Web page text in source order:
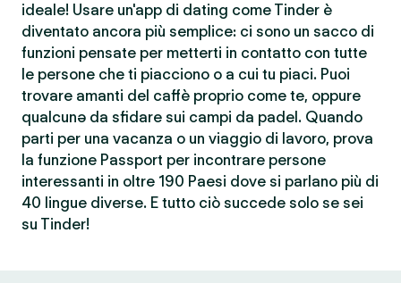
ideale! Usare un'app di dating come Tinder è
diventato ancora più semplice: ci sono un sacco di
funzioni pensate per metterti in contatto con tutte
le persone che ti piacciono o a cui tu piaci. Puoi
trovare amanti del caffè proprio come te, oppure
qualcunə da sfidare sui campi da padel. Quando
parti per una vacanza o un viaggio di lavoro, prova
la funzione Passport per incontrare persone
interessanti in oltre 190 Paesi dove si parlano più di
40 lingue diverse. E tutto ciò succede solo se sei
su Tinder!